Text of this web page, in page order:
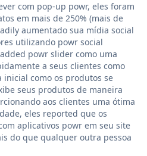
com pop-up powr, eles foram
em mais de 250% (mais de
aumentado sua mídia social
utilizando powr social
powr slider como uma
a seus clientes como
inicial como os produtos se
seus produtos de maneira
aos clientes uma ótima
eles reported que os
aplicativos powr em seu site
do que qualquer outra pessoa